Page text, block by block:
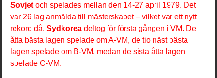
Sovjet och spelades mellan den 14-27 april 1979. Det
var 26 lag anmälda till mästerskapet – vilket var ett nytt
rekord då.Sydkorea deltog för första gången i VM. De
åtta bästa lagen spelade om A-VM, de tio näst bästa
lagen spelade om B-VM, medan de sista åtta lagen
spelade C-VM.